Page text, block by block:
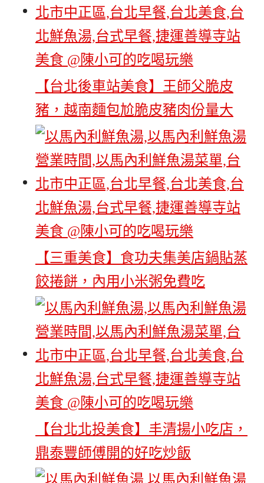
【台北後車站美食】王師父脆皮
豬，越南麵包尬脆皮豬肉份量大
【三重美食】食功夫集美店鍋貼蒸
餃捲餅，內用小米粥免費吃
【台北北投美食】丰清揚小吃店，
鼎泰豐師傅開的好吃炒飯